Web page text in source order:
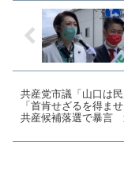
共産党市議「山口は
「首肯せざるを得ま
共産候補落選で暴言